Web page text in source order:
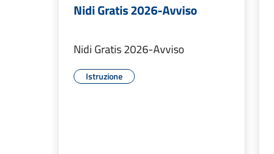
Nidi Gratis 2026-Avviso
Nidi Gratis 2026-Avviso
Istruzione